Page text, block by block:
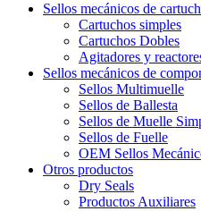
Sellos mecánicos de
Cartuchos simples
Cartuchos Dobles
Agitadores y
Sellos mecánicos de
Sellos Multimuelle
Sellos de Ballesta
Sellos de Muelle
Sellos de Fuelle
OEM Sellos
Otros productos
Dry Seals
Productos Auxiliares